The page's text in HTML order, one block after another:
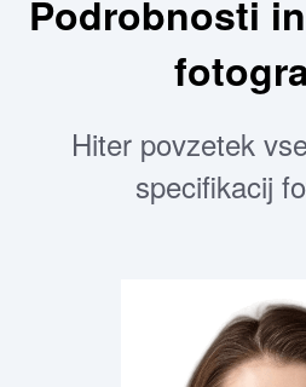
Podrobnosti
Hiter povzetek
specifikacij